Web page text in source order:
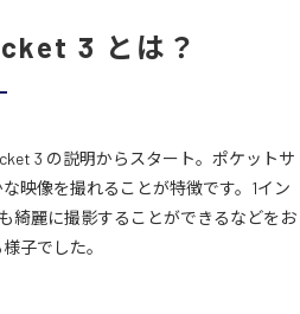
3 とは？
3 の説明からスタート。ポケットサ
映像を撮れることが特徴です。1イン
綺麗に撮影することができるなどをお
子でした。